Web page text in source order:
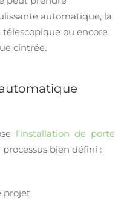
automatique, la
ou encore
cintrée.
l'installation de porte
bien défini :
projet